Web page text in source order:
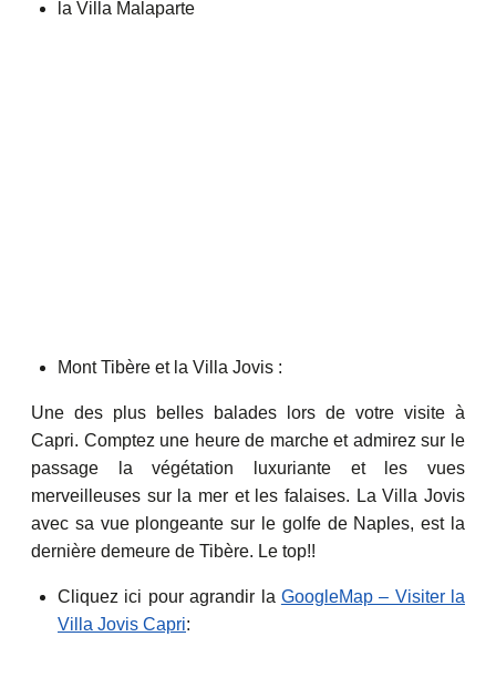
la Villa Malaparte
Mont Tibère et la Villa Jovis :
Une des plus belles balades lors de votre visite à
Capri. Comptez une heure de marche et admirez sur le
passage la végétation luxuriante et les vues
merveilleuses sur la mer et les falaises. La Villa Jovis
avec sa vue plongeante sur le golfe de Naples, est la
dernière demeure de Tibère. Le top!!
Cliquez ici pour agrandir la GoogleMap – Visiter la
Villa Jovis Capri: